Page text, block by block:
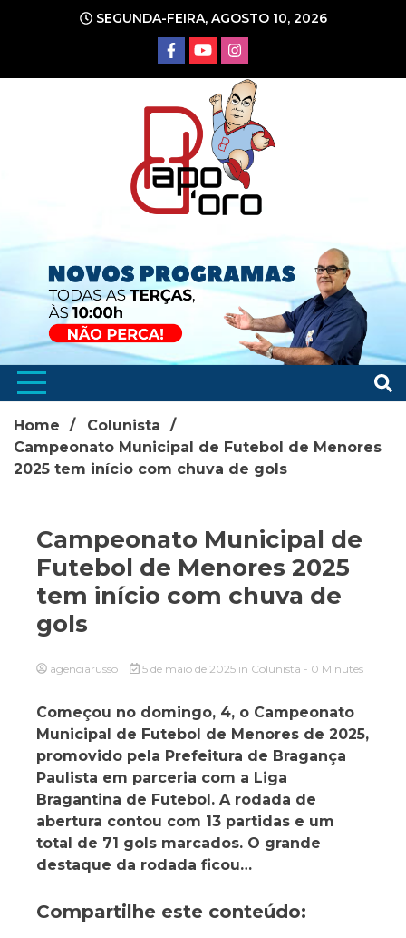
conteúdo
SEGUNDA-FEIRA, AGOSTO 10, 2026
Home
Colunista
Campeonato Municipal de Futebol de Menores
2025 tem início com chuva de gols
Campeonato Municipal de
Futebol de Menores 2025
tem início com chuva de
gols
agenciarusso 5 de maio de 2025 in Colunista - 0 Minutes
Começou no domingo, 4, o Campeonato
Municipal de Futebol de Menores de 2025,
promovido pela Prefeitura de Bragança
Paulista em parceria com a Liga
Bragantina de Futebol. A rodada de
abertura contou com 13 partidas e um
total de 71 gols marcados. O grande
destaque da rodada ficou…
Compartilhe este conteúdo: